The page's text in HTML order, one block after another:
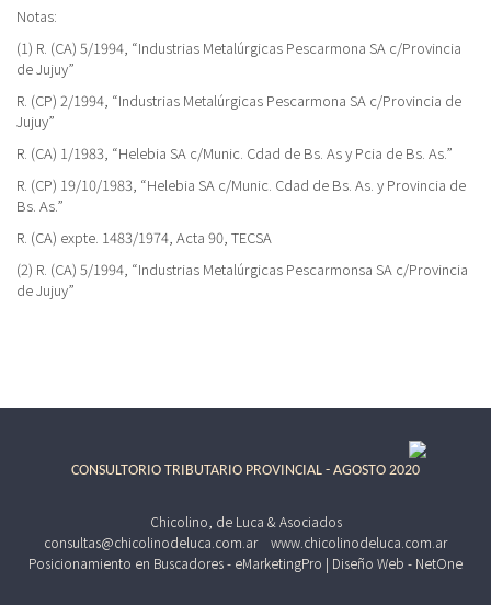
Notas:
(1) R. (CA) 5/1994, “Industrias Metalúrgicas Pescarmona SA c/Provincia
de Jujuy”
R. (CP) 2/1994, “Industrias Metalúrgicas Pescarmona SA c/Provincia de
Jujuy”
R. (CA) 1/1983, “Helebia SA c/Munic. Cdad de Bs. As y Pcia de Bs. As.”
R. (CP) 19/10/1983, “Helebia SA c/Munic. Cdad de Bs. As. y Provincia de
Bs. As.”
R. (CA) expte. 1483/1974, Acta 90, TECSA
(2) R. (CA) 5/1994, “Industrias Metalúrgicas Pescarmonsa SA c/Provincia
de Jujuy”
CONSULTORIO TRIBUTARIO PROVINCIAL - AGOSTO 2020
Chicolino, de Luca & Asociados
consultas@chicolinodeluca.com.ar
www.chicolinodeluca.com.ar
Posicionamiento en Buscadores - eMarketingPro | Diseño Web - NetOne